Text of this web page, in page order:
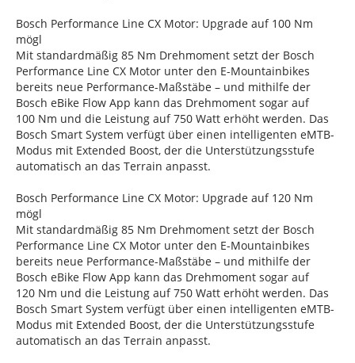
Bosch Performance Line CX Motor: Upgrade auf 100 Nm
mögl
Mit standardmäßig 85 Nm Drehmoment setzt der Bosch
Performance Line CX Motor unter den E-Mountainbikes
bereits neue Performance-Maßstäbe – und mithilfe der
Bosch eBike Flow App kann das Drehmoment sogar auf
100 Nm und die Leistung auf 750 Watt erhöht werden. Das
Bosch Smart System verfügt über einen intelligenten eMTB-
Modus mit Extended Boost, der die Unterstützungsstufe
automatisch an das Terrain anpasst.
Bosch Performance Line CX Motor: Upgrade auf 120 Nm
mögl
Mit standardmäßig 85 Nm Drehmoment setzt der Bosch
Performance Line CX Motor unter den E-Mountainbikes
bereits neue Performance-Maßstäbe – und mithilfe der
Bosch eBike Flow App kann das Drehmoment sogar auf
120 Nm und die Leistung auf 750 Watt erhöht werden. Das
Bosch Smart System verfügt über einen intelligenten eMTB-
Modus mit Extended Boost, der die Unterstützungsstufe
automatisch an das Terrain anpasst.